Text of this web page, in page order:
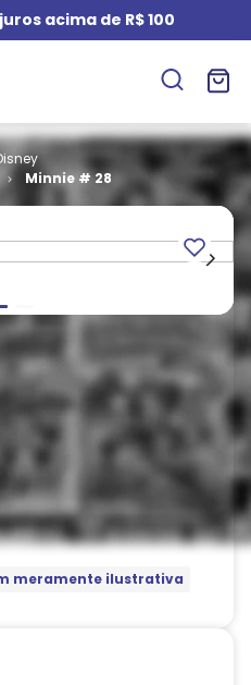
acima de R$ 100
Minnie # 28
meramente ilustrativa